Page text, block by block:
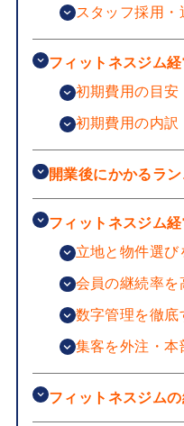
スタッフ採用
フィットネスジム
初期費用の目安
初期費用の内訳
開業後にかかるラ
フィットネスジム
立地と物件選び
会員の継続率を
数字管理を徹底
集客を外注・本
フィットネスジム